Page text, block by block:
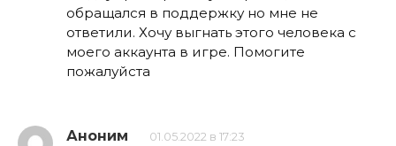
обращался в поддержку но мне не
ответили. Хочу выгнать этого человека с
моего аккаунта в игре. Помогите
пожалуйста
Аноним 01.05.2022 в 17:23